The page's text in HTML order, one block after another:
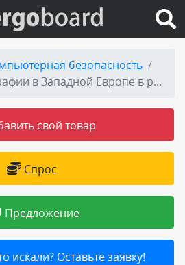
безопасность
История криптографии в Западной Европе в раннее новое время
свой товар
Спрос
Предложение
искали? Оставьте заявку!